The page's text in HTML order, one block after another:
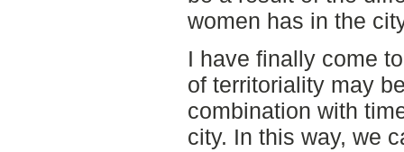
women has in the
I have finally come
of territoriality may
combination with
city. In this way, we